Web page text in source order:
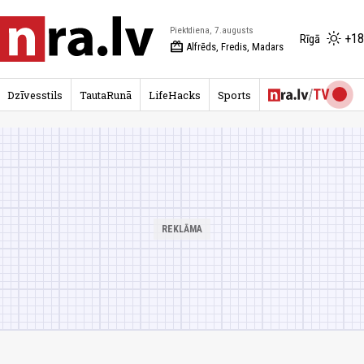
Piektdiena, 7.augusts
redeem Alfrēds, Fredis, Madars
Rīgā
Dzīvesstils TautaRunā LifeHacks Sports